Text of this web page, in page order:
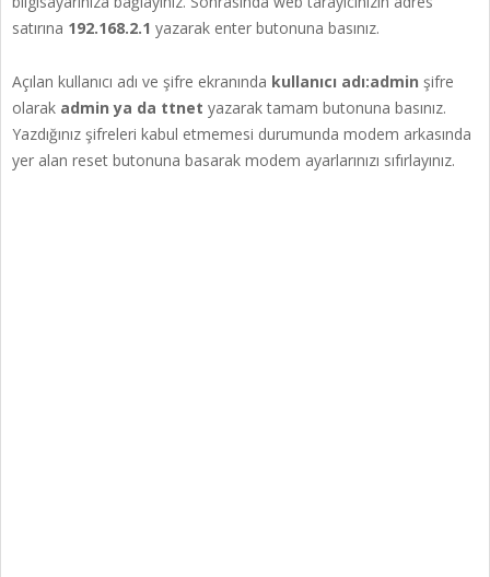
satırına 192.168.2.1 yazarak enter butonuna basınız.
Açılan kullanıcı adı ve şifre ekranında kullanıcı adı:admin şifre
olarak admin ya da ttnet yazarak tamam butonuna basınız.
Yazdığınız şifreleri kabul etmemesi durumunda modem arkasında
yer alan reset butonuna basarak modem ayarlarınızı sıfırlayınız.